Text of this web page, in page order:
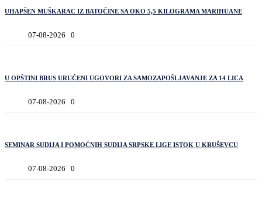
UHAPŠEN MUŠKARAC IZ BATOČINE SA OKO 5,5 KILOGRAMA MARIHUANE
07-08-2026 0
U OPŠTINI BRUS URUČENI UGOVORI ZA SAMOZAPOŠLJAVANJE ZA 14 LICA
07-08-2026 0
SEMINAR SUDIJA I POMOĆNIH SUDIJA SRPSKE LIGE ISTOK U KRUŠEVCU
07-08-2026 0